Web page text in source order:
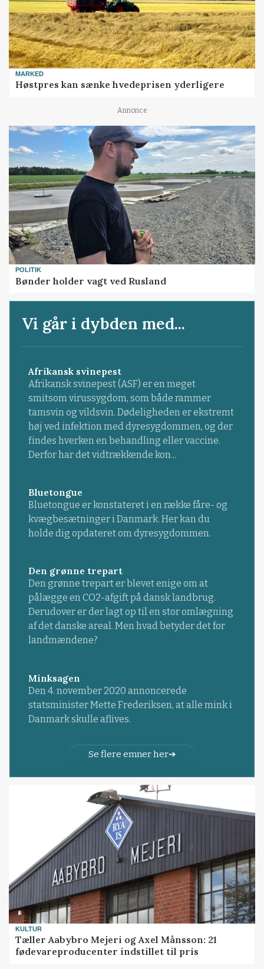
MARKED
Høstpres kan sænke hvedeprisen yderligere
Annonce
POLITIK
Bønder holder vagt ved Rusland
Vi går i dybden med...
Afrikansk svinepest
Afrikansk svinepest (ASF) er en meget
smitsom virussygdom, som både rammer
tamsvin og vildsvin. Dødeligheden er ekstremt
høj ved infektion med dyresygdommen, og der
findes hverken en behandling eller vaccine.
Derfor har det vidtrækkende kon...
Bluetongue
Bluetongue er konstateret i en række fåre- og
kvægbesætninger i Danmark. Her kan du
holde dig opdateret om dyresygdommen.
Den grønne trepart
Den grønne trepart er blevet enige om at
pålægge en CO2-afgift på dansk landbrug.
Derudover er der lagt op til en stor omlægning
af det danske areal. Men hvad betyder det for
landmændene?
Minksagen
Den 4. november 2020 annoncerede
statsminister Mette Frederiksen, at alle mink i
Danmark skulle aflives.
Se flere emner her
KULTUR
Tæller Aabybro Mejeri og Axel Månsson: 21
fødevareproducenter indstillet til pris